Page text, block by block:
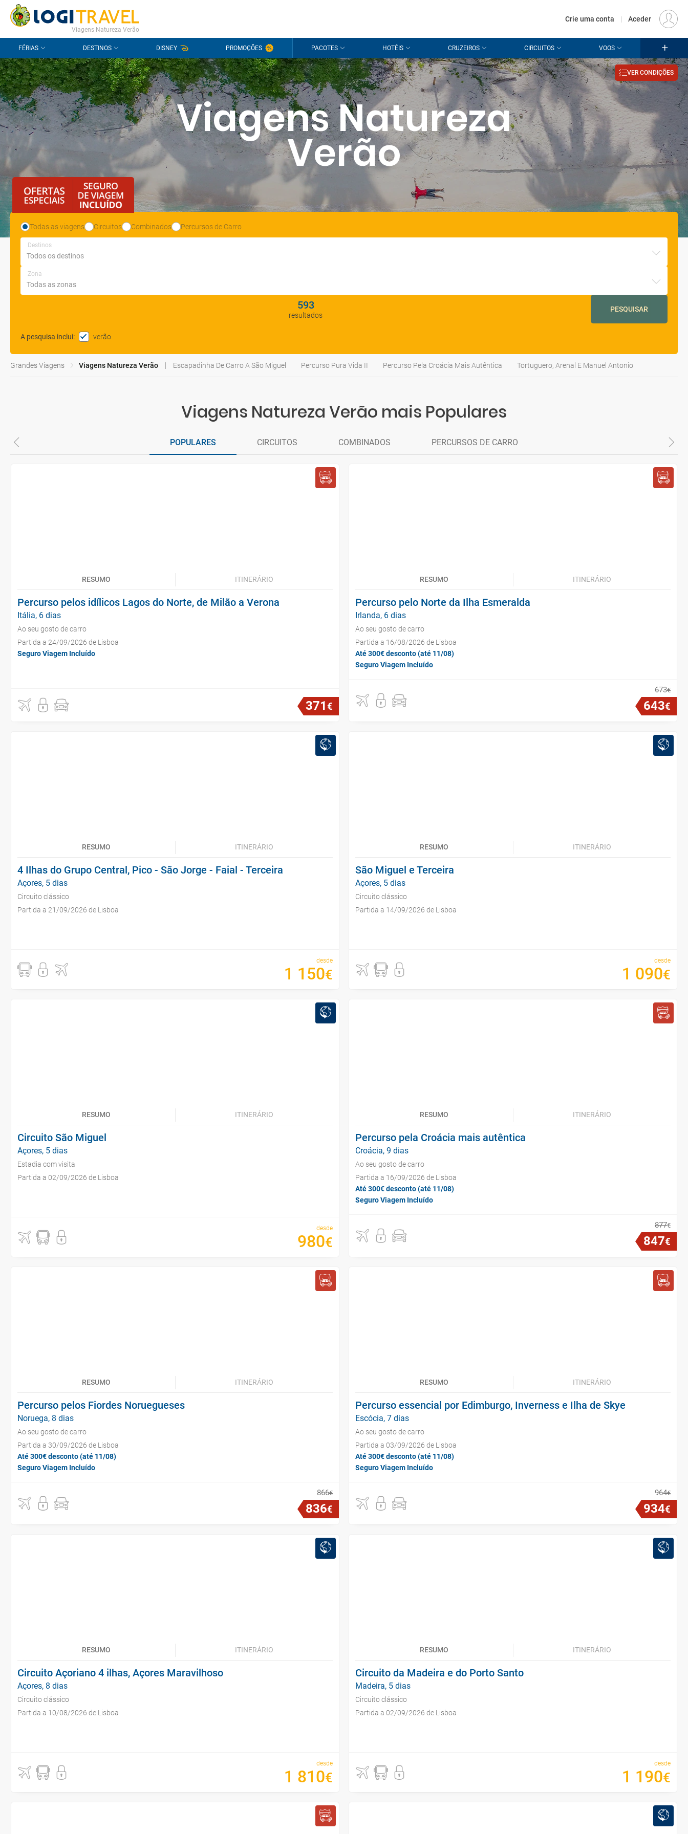
CONTACTO PERGUNTAS FREQUENTES EUR
Viagens Natureza Verão
Crie uma conta | Aceder
FÉRIAS DESTINOS DISNEY PROMOÇÕES PACOTES HOTÉIS CRUZEIROS CIRCUITOS VOOS
Viagens Natureza
Verão
VER CONDIÇÕES
Todas as viagens Circuitos Combinados Percursos de Carro
Destinos
Zona
593
resultados
PESQUISAR
A pesquisa inclui: verão
Grandes Viagens Viagens Natureza Verão Escapadinha De Carro A São Miguel Percurso Pura Vida II Percurso Pela Croácia Mais Autêntica Tortuguero, Arenal E Manuel Antonio
Viagens Natureza Verão mais Populares
POPULARES CIRCUITOS COMBINADOS PERCURSOS DE CARRO
RESUMO ITINERÁRIO
Percurso pelos idílicos Lagos do Norte, de Milão a Verona
Itália, 6 dias
Ao seu gosto de carro
Partida a 24/09/2026 de Lisboa
Seguro Viagem Incluído
371€
RESUMO ITINERÁRIO
Percurso pelo Norte da Ilha Esmeralda
Irlanda, 6 dias
Ao seu gosto de carro
Partida a 16/08/2026 de Lisboa
Até 300€ desconto (até 11/08)
Seguro Viagem Incluído
673€
643€
RESUMO ITINERÁRIO
4 Ilhas do Grupo Central, Pico - São Jorge - Faial - Terceira
Açores, 5 dias
Circuito clássico
Partida a 21/09/2026 de Lisboa
desde
1 150€
RESUMO ITINERÁRIO
São Miguel e Terceira
Açores, 5 dias
Circuito clássico
Partida a 14/09/2026 de Lisboa
desde
1 090€
RESUMO ITINERÁRIO
Circuito São Miguel
Açores, 5 dias
Estadia com visita
Partida a 02/09/2026 de Lisboa
desde
980€
RESUMO ITINERÁRIO
Percurso pela Croácia mais autêntica
Croácia, 9 dias
Ao seu gosto de carro
Partida a 16/09/2026 de Lisboa
Até 300€ desconto (até 11/08)
Seguro Viagem Incluído
877€
847€
RESUMO ITINERÁRIO
Percurso pelos Fiordes Noruegueses
Noruega, 8 dias
Ao seu gosto de carro
Partida a 30/09/2026 de Lisboa
Até 300€ desconto (até 11/08)
Seguro Viagem Incluído
866€
836€
RESUMO ITINERÁRIO
Percurso essencial por Edimburgo, Inverness e Ilha de Skye
Escócia, 7 dias
Ao seu gosto de carro
Partida a 03/09/2026 de Lisboa
Até 300€ desconto (até 11/08)
Seguro Viagem Incluído
964€
934€
RESUMO ITINERÁRIO
Circuito Açoriano 4 ilhas, Açores Maravilhoso
Açores, 8 dias
Circuito clássico
Partida a 10/08/2026 de Lisboa
desde
1 810€
RESUMO ITINERÁRIO
Circuito da Madeira e do Porto Santo
Madeira, 5 dias
Circuito clássico
Partida a 02/09/2026 de Lisboa
desde
1 190€